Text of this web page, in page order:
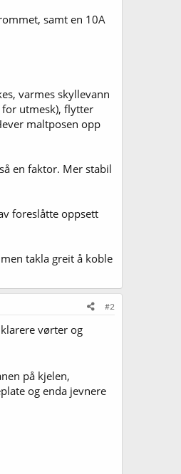
samt en 10A
varmes skyllevann
for utmesk), flytter
maltposen opp
en faktor. Mer stabil
foreslåtte oppsett
takla greit å koble
#2
vørter og
på kjelen,
og enda jevnere